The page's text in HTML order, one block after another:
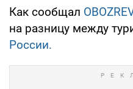
Как сообщал
на разницу между
России.